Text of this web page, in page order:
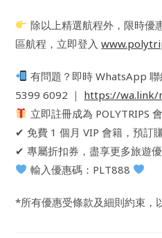
除以上精選航程外，限時優
區航程，立即登入
有問題？即時 WhatsApp
5399 6092 ｜ https://wa.link/
立即註冊成為 POLYTRIPS
✔ 免費 1 個月 VIP 會籍，預訂
✔ 專屬折扣券，盡享更多旅遊
輸入優惠碼：PLT888
*所有優惠受條款及細則約束，